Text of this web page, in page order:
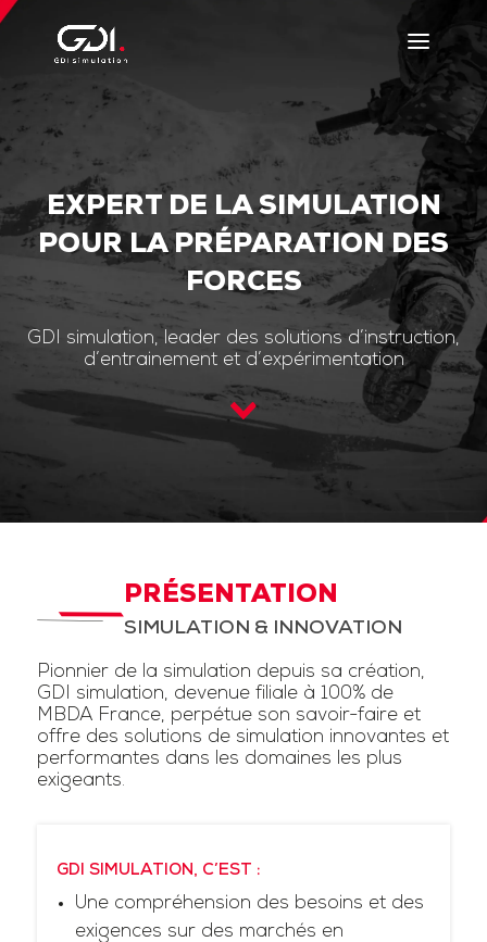
EXPERT DE LA SIMULATION
POUR LA PRÉPARATION DES
FORCES
GDI simulation, leader des solutions d’instruction,
d’entrainement et d’expérimentation
PRÉSENTATION
SIMULATION & INNOVATION
Pionnier de la simulation depuis sa création,
GDI simulation, devenue filiale à 100% de
MBDA France, perpétue son savoir-faire et
offre des solutions de simulation innovantes et
performantes dans les domaines les plus
exigeants.
GDI SIMULATION, C’EST :
Une compréhension des besoins et des
exigences sur des marchés en